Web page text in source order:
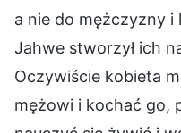
a nie do mężczyzny
Jahwe stworzył ich
Oczywiście kobieta
mężowi i kochać go,